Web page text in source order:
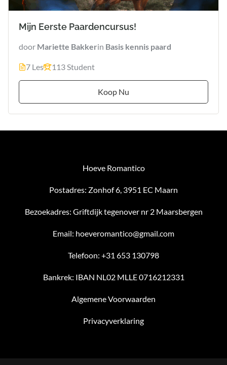
Mijn Eerste Paardencursus!
door Mariette Bakkerin Basis kennis paard
7 Les 113 Student
Koop Nu
Hoeve Romantico
Postadres: Zonhof 6, 3951 EC Maarn
Bezoekadres: Griftdijk tegenover nr 2 Maarsbergen
Email: hoeveromantico@gmail.com
Telefoon: +31 653 130798
Bankrek: IBAN NL02 MLLE 0716212331
Algemene Voorwaarden
Privacyverklaring